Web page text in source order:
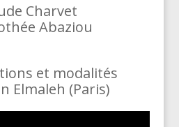
Charvet
Abaziou
et modalités
Elmaleh (Paris)